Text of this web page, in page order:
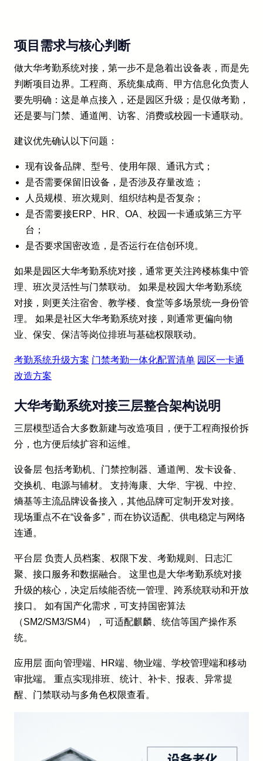
项目需求与核心判断
做大华考勤系统对接，第一步不是急着出设备表，而是先
判断项目边界。工程商、系统集成商、甲方信息化负责人
要先明确：这是单点接入，还是园区升级；是仅做考勤，
还是要与门禁、通道闸、访客、消费或校园一卡通联动。
建议优先确认以下问题：
现有设备品牌、型号、使用年限、通讯方式；
是否需要保留旧设备，是否涉及存量改造；
人员规模、班次规则、组织结构是否复杂；
是否需要接ERP、HR、OA、校园一卡通或第三方平
台；
是否要求国密改造，是否运行在信创环境。
如果是园区大华考勤系统对接，通常更关注跨楼栋集中管
理、班次灵活性与门禁联动。 如果是校园大华考勤系统
对接，则更关注宿舍、教学楼、食堂等多场景统一身份管
理。 如果是社区大华考勤系统对接，则通常更偏向物
业、保安、保洁等岗位排班与基础权限联动。
考勤系统升级方案 门禁考勤一体化配置清单 园区一卡通
改造方案
大华考勤系统对接三层整合架构说明
三层模型适合大多数新建与改造项目，便于工程商报价拆
分，也方便后续扩容和运维。
设备层 包括考勤机、门禁控制器、通道闸、发卡设备、
交换机、电源与辅材。 支持海康、大华、宇视、中控、
熵基等主流品牌设备接入，其他品牌可定制开发对接。
现场重点不在“设备多”，而在协议适配、供电稳定与网络
连通。
平台层 负责人员档案、权限下发、考勤规则、日志汇
聚、接口服务和数据融合。 这里也是大华考勤系统对接
升级的核心，决定后续能否统一管理、跨系统联动和开放
接口。 如有国产化需求，可支持国密算法
（SM2/SM3/SM4），可适配麒麟、统信等国产操作系
统。
应用层 面向管理端、HR端、物业端、学校管理端和移动
审批端。 重点实现排班、统计、补卡、报表、异常提
醒、门禁联动与多角色权限查看。